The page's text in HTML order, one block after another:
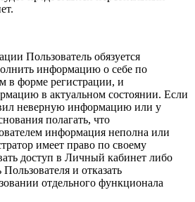
Пользователь обязуется
информацию о себе по
в форме регистрации, и
в актуальном состоянии. Если
неверную информацию или у
полагать, что
информация неполна или
имеет право по своему
доступ в Личный кабинет либо
и отказать
отдельного функционала